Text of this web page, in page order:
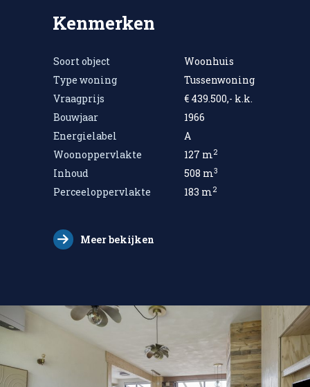
Kenmerken
Soort object
Woonhuis
Type woning
Tussenwoning
Vraagprijs
€ 439.500,- k.k.
Bouwjaar
1966
Energielabel
A
Woonoppervlakte
127 m2
Inhoud 508 m3
Perceeloppervlakte 183 m2
Meer bekijken